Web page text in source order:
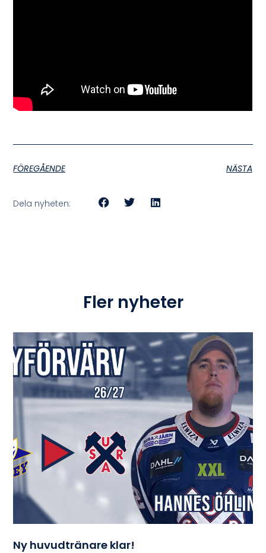
FÖREGÅENDE NÄSTA
Dela nyheten:
Fler nyheter
Ny huvudtränare klar!